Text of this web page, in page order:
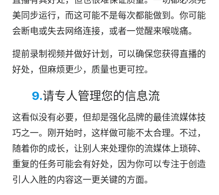
美同步运行，而这可能不是每次都能做到。你可能
会断电或失去网络连接，或者一觉醒来喉咙痛。
提前录制视频并做好计划，可以确保您获得直播的
好处，但麻烦更少，质量也更可控。
9.请专人管理您的信息流
这看似没有必要，但却是强化品牌的最佳流媒体技
巧之一。刚开始时，这样做可能不太合理。不过，
随着你的成长，让别人来处理你的流媒体上琐碎、
重复的任务可能会有好处，因为你可以专注于创造
引人入胜的内容这一更关键的方面。